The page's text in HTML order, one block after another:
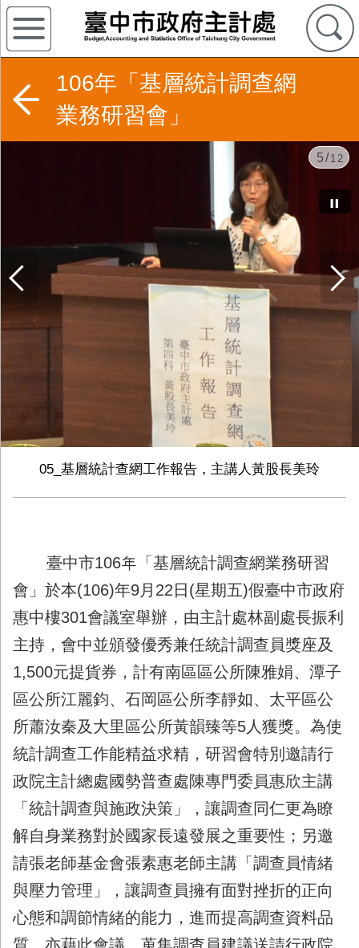
106年「基層統計調查網
業務研習會」
05_基層統計查網工作報告，主講人黃股長美玲
5/12
臺中市106年「基層統計調查網業務研習
會」於本(106)年9月22日(星期五)假臺中市政府
惠中樓301會議室舉辦，由主計處林副處長振利
主持，會中並頒發優秀兼任統計調查員獎座及
1,500元提貨券，計有南區區公所陳雅娟、潭子
區公所江麗鈞、石岡區公所李靜如、太平區公
所蕭汝秦及大里區公所黃韻臻等5人獲獎。為使
統計調查工作能精益求精，研習會特別邀請行
政院主計總處國勢普查處陳專門委員惠欣主講
「統計調查與施政決策」，讓調查同仁更為瞭
解自身業務對於國家長遠發展之重要性；另邀
請張老師基金會張素惠老師主講「調查員情緒
與壓力管理」，讓調查員擁有面對挫折的正向
心態和調節情緒的能力，進而提高調查資料品